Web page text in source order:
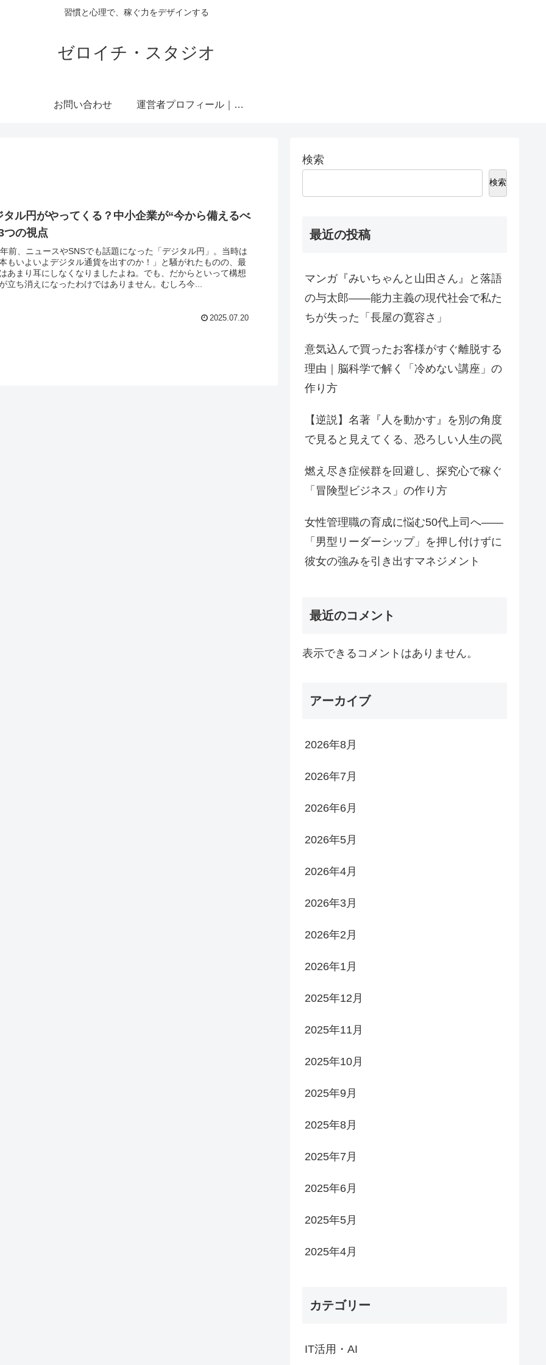
習慣と心理で、稼ぐ力をデザインする
ゼロイチ・スタジオ
お問い合わせ 運営者プロフィール｜ミライジュウ
タル円がやってくる？中小企業が“今から備えるべ
つの視点
前、ニュースやSNSでも話題になった「デジタル円」。当時は
もいよいよデジタル通貨を出すのか！」と騒がれたものの、最
あまり耳にしなくなりましたよね。でも、だからといって構想
立ち消えになったわけではありません。むしろ今...
2025.07.20
検索
検索
最近の投稿
マンガ『みいちゃんと山田さん』と落語
の与太郎——能力主義の現代社会で私た
ちが失った「長屋の寛容さ」
意気込んで買ったお客様がすぐ離脱する
理由｜脳科学で解く「冷めない講座」の
作り方
【逆説】名著『人を動かす』を別の角度
で見ると見えてくる、恐ろしい人生の罠
燃え尽き症候群を回避し、探究心で稼ぐ
「冒険型ビジネス」の作り方
女性管理職の育成に悩む50代上司へ——
「男型リーダーシップ」を押し付けずに
彼女の強みを引き出すマネジメント
最近のコメント
表示できるコメントはありません。
アーカイブ
2026年8月
2026年7月
2026年6月
2026年5月
2026年4月
2026年3月
2026年2月
2026年1月
2025年12月
2025年11月
2025年10月
2025年9月
2025年8月
2025年7月
2025年6月
2025年5月
2025年4月
カテゴリー
IT活用・AI